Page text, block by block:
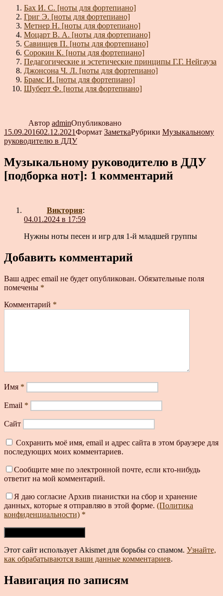
Бах И. С. [ноты для фортепиано]
Григ Э. [ноты для фортепиано]
Метнер Н. [ноты для фортепиано]
Моцарт В. А. [ноты для фортепиано]
Савинцев П. [ноты для фортепиано]
Сорокин К. [ноты для фортепиано]
Педагогические и эстетические принципы Г.Г. Нейгауза
Джонсона Ч. Л. [ноты для фортепиано]
Брамс И. [ноты для фортепиано]
Шуберт Ф. [ноты для фортепиано]
Автор adminОпубликовано
15.09.201602.12.2021Формат ЗаметкаРубрики Музыкальному
руководителю в ДДУ
Музыкальному руководителю в ДДУ
[подборка нот]: 1 комментарий
Виктория:
04.01.2024 в 17:59
Нужны ноты песен и игр для 1-й младшей группы
Добавить комментарий
Ваш адрес email не будет опубликован. Обязательные поля
помечены *
Комментарий *
Имя *
Email *
Сайт
Сохранить моё имя, email и адрес сайта в этом браузере для
последующих моих комментариев.
Сообщите мне по электронной почте, если кто-нибудь
ответит на мой комментарий.
Я даю согласие Архив пианистки на сбор и хранение
данных, которые я отправляю в этой форме. (Политика
конфиденциальности) *
Этот сайт использует Akismet для борьбы со спамом. Узнайте,
как обрабатываются ваши данные комментариев.
Навигация по записям